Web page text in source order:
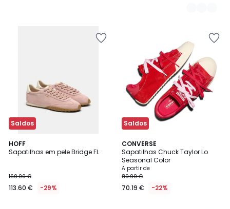
Saldos
HOFF
Sapatilhas em pele Bridge FL
160.00 €
113.60 € -29%
Saldos
CONVERSE
Sapatilhas Chuck Taylor Lo
Seasonal Color
A partir de
89.99 €
70.19 € -22%
5
/
5
2
Cores